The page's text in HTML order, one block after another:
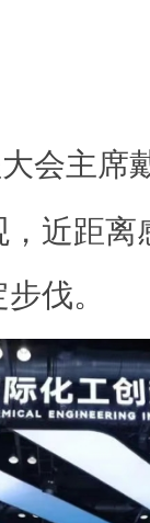
会主席
近距离
伐。